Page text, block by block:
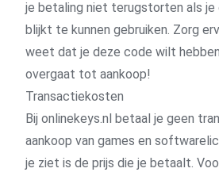
je betaling niet terugstorten als
blijkt te kunnen gebruiken. Zorg
weet dat je deze code wilt
overgaat tot aankoop!
Transactiekosten
Bij onlinekeys.nl betaal je geen
aankoop van games en
je ziet is de prijs die je betaalt.